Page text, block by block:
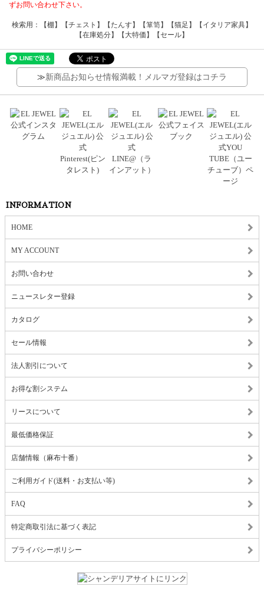
ずお問い合わせ下さい。
検索用：【棚】【チェスト】【たんす】【箪笥】【猫足】【イタリア家具】
【在庫処分】【大特価】【セール】
≫新商品お知らせ情報満載！メルマガ登録はコチラ
INFORMATION
HOME
MY ACCOUNT
お問い合わせ
ニュースレター登録
カタログ
セール情報
法人割引について
お得な割システム
リースについて
最低価格保証
店舗情報（麻布十番）
ご利用ガイド(送料・お支払い等)
FAQ
特定商取引法に基づく表記
プライバシーポリシー